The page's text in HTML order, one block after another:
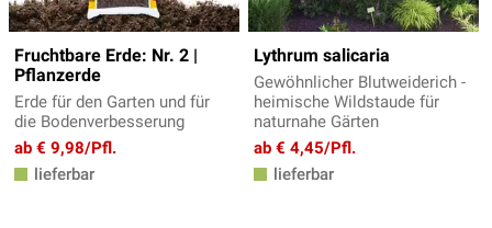
Fruchtbare Erde: Nr. 2 |
Pflanzerde
Erde für den Garten und für
die Bodenverbesserung
ab € 9,98/Pfl.
lieferbar
Lythrum salicaria
Gewöhnlicher Blutweiderich -
heimische Wildstaude für
naturnahe Gärten
ab € 4,45/Pfl.
lieferbar